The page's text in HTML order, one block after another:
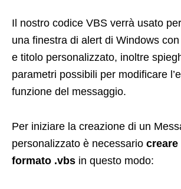
Il nostro codice VBS verrà usato
una finestra di alert di Windows
e titolo personalizzato, inoltre
parametri possibili per modificare
funzione del messaggio.
Per iniziare la creazione di un
personalizzato è necessario
formato .vbs in questo modo: